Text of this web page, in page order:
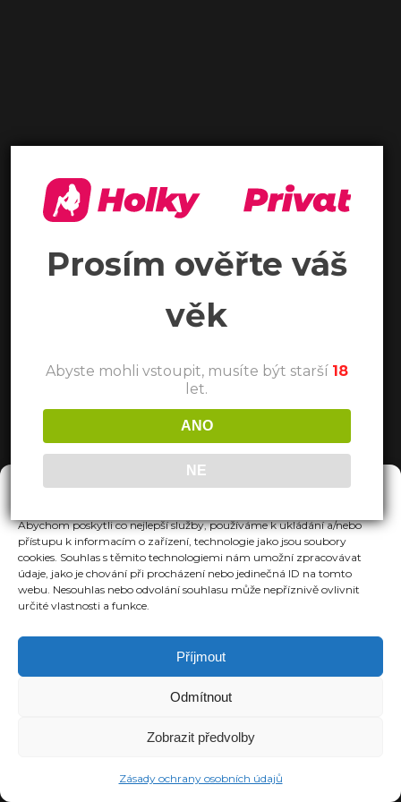
Spravovat Souhlas
Abychom poskytli co nejlepší služby, používáme k ukládání a/nebo
přístupu k informacím o zařízení, technologie jako jsou soubory
cookies. Souhlas s těmito technologiemi nám umožní zpracovávat
údaje, jako je chování při procházení nebo jedinečná ID na tomto
webu. Nesouhlas nebo odvolání souhlasu může nepříznivě ovlivnit
určité vlastnosti a funkce.
Příjmout
Odmítnout
Zobrazit předvolby
Zásady ochrany osobních údajů
Prosím ověřte váš
věk
Abyste mohli vstoupit, musíte být starší 18
let.
ANO
NE